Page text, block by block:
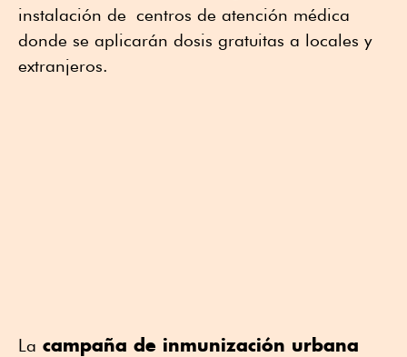
instalación de centros de atención médica
donde se aplicarán dosis gratuitas a locales y
extranjeros.
La campaña de inmunización urbana